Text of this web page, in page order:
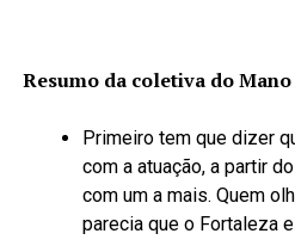
Resumo da coletiva do
Primeiro tem que dizer
com a atuação, a partir
com um a mais. Quem
parecia que o Fortaleza